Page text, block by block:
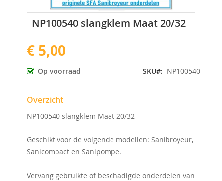
NP100540 slangklem Maat 20/32
€ 5,00
Op voorraad SKU NP100540
Overzicht
NP100540 slangklem Maat 20/32
Geschikt voor de volgende modellen: Sanibroyeur,
Sanicompact en Sanipompe.
Vervang gebruikte of beschadigde onderdelen van
naar
begin
van
de
afbeeldingen-
gallerij